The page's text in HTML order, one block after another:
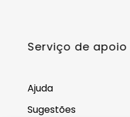
Serviço de
Ajuda
Sugestões